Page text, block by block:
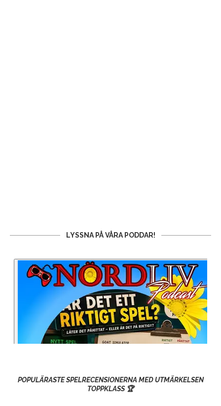
LYSSNA PÅ VÅRA PODDAR!
POPULÄRASTE SPELRECENSIONERNA MED UTMÄRKELSEN
TOPPKLASS 🏆